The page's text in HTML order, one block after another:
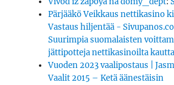
Pärjääkö Veikkaus nettikasino
Vastaus hiljentää -
Suurimpia suomalaisten
jättipotteja nettikasinoilta
Vuoden 2023 vaalipostaus |
Vaalit 2015 – Ketä äänestäisin